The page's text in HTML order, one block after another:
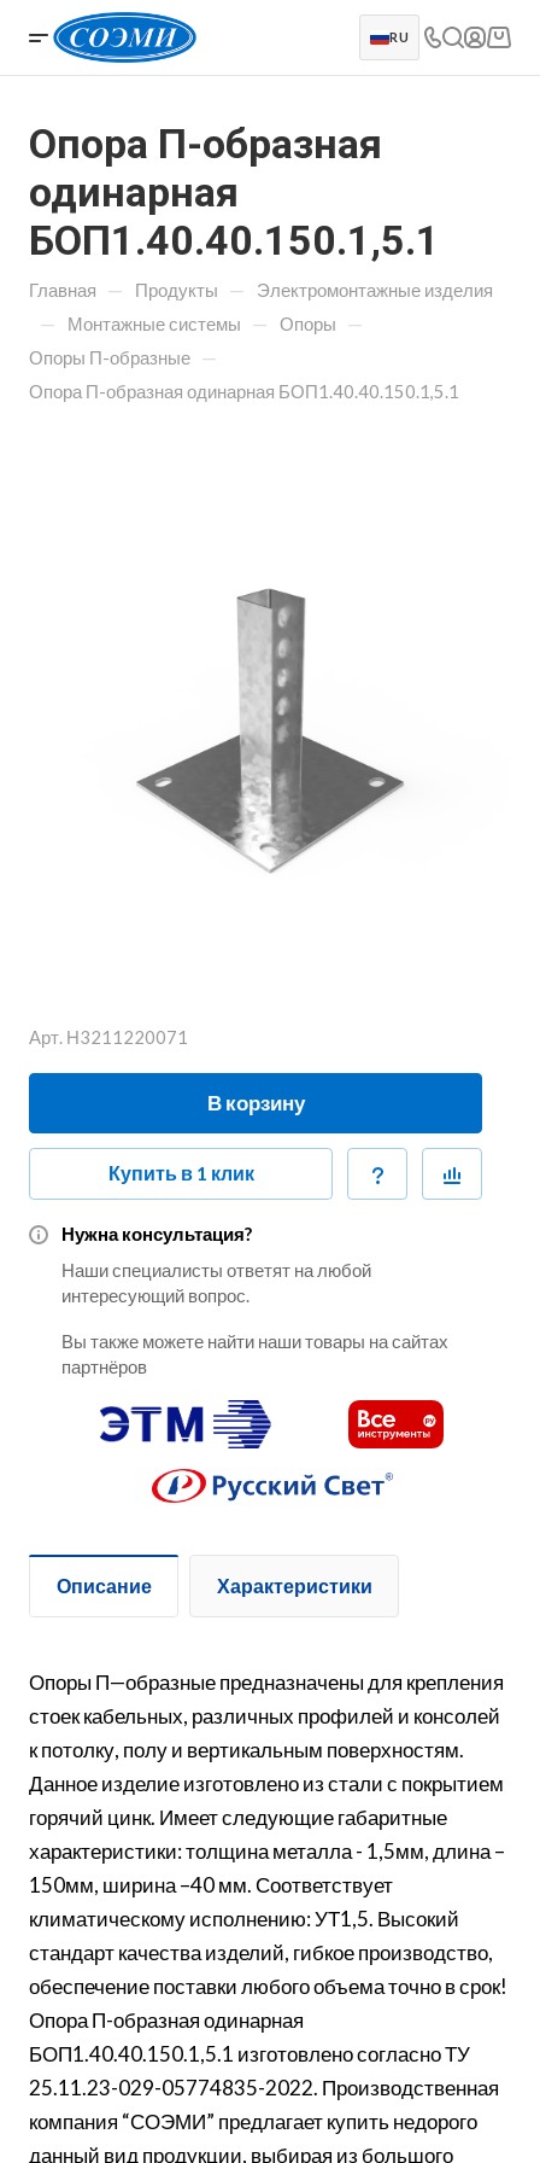
RU
Опора П-образная
одинарная
БОП1.40.40.150.1,5.1
Главная — Продукты — Электромонтажные изделия
— Монтажные системы — Опоры —
Опоры П-образные —
Опора П-образная одинарная БОП1.40.40.150.1,5.1
Арт. Н3211220071
В корзину
Купить в 1 клик
Нужна консультация?
Наши специалисты ответят на любой
интересующий вопрос.
Вы также можете найти наши товары на сайтах
партнёров
Описание Характеристики
Опоры П—образные предназначены для крепления
стоек кабельных, различных профилей и консолей
к потолку, полу и вертикальным поверхностям.
Данное изделие изготовлено из стали с покрытием
горячий цинк. Имеет следующие габаритные
характеристики: толщина металла - 1,5мм, длина –
150мм, ширина –40 мм. Соответствует
климатическому исполнению: УТ1,5. Высокий
стандарт качества изделий, гибкое производство,
обеспечение поставки любого объема точно в срок!
Опора П-образная одинарная
БОП1.40.40.150.1,5.1 изготовлено согласно ТУ
25.11.23-029-05774835-2022. Производственная
компания “СОЭМИ” предлагает купить недорого
данный вид продукции, выбирая из большого